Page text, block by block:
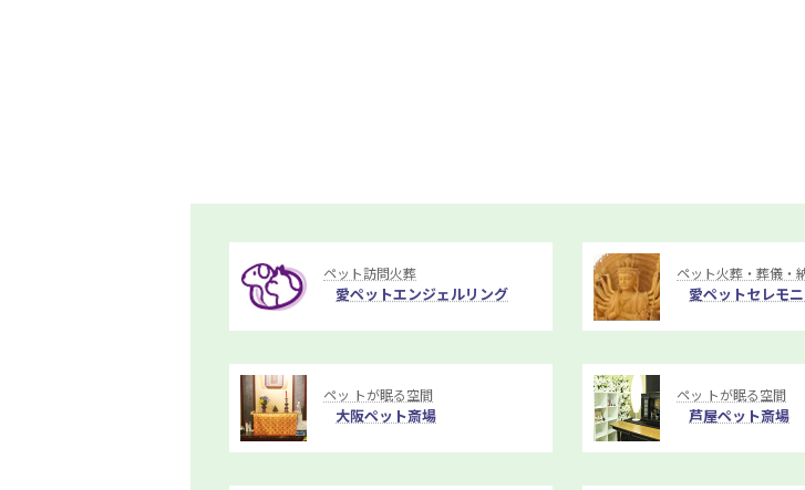
ペット訪問火葬
愛ペットエンジェルリング
ペット火葬・葬儀・
愛ペットセレモ
ペッ トが眠る空間
大阪ペット斎場
ペッ トが眠る空間
芦屋ペット斎場